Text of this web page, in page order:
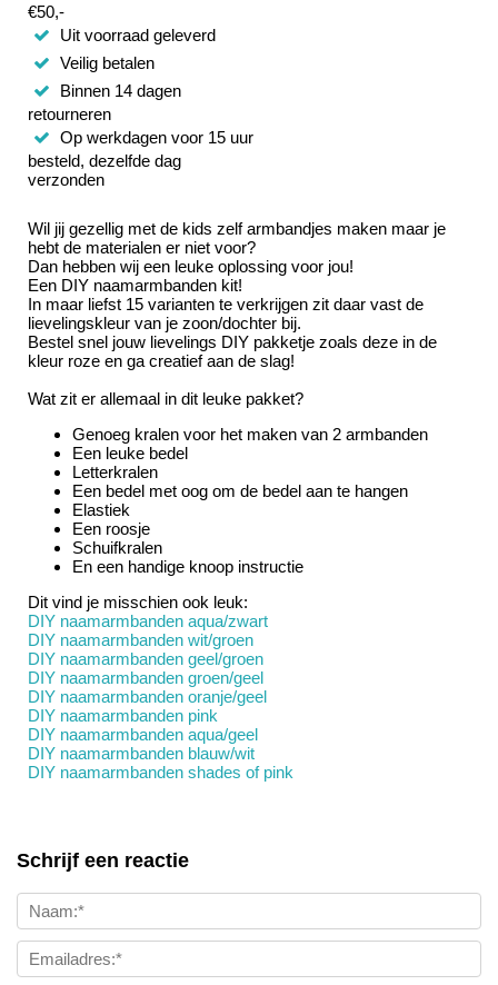
€50,-
Uit voorraad geleverd
Veilig betalen
Binnen 14 dagen
retourneren
Op werkdagen voor 15 uur
besteld, dezelfde dag
verzonden
Wil jij gezellig met de kids zelf armbandjes maken maar je
hebt de materialen er niet voor?
Dan hebben wij een leuke oplossing voor jou!
Een DIY naamarmbanden kit!
In maar liefst 15 varianten te verkrijgen zit daar vast de
lievelingskleur van je zoon/dochter bij.
Bestel snel jouw lievelings DIY pakketje zoals deze in de
kleur roze en ga creatief aan de slag!
Wat zit er allemaal in dit leuke pakket?
Genoeg kralen voor het maken van 2 armbanden
Een leuke bedel
Letterkralen
Een bedel met oog om de bedel aan te hangen
Elastiek
Een roosje
Schuifkralen
En een handige knoop instructie
Dit vind je misschien ook leuk:
DIY naamarmbanden aqua/zwart
DIY naamarmbanden wit/groen
DIY naamarmbanden geel/groen
DIY naamarmbanden groen/geel
DIY naamarmbanden oranje/geel
DIY naamarmbanden pink
DIY naamarmbanden aqua/geel
DIY naamarmbanden blauw/wit
DIY naamarmbanden shades of pink
Schrijf een reactie